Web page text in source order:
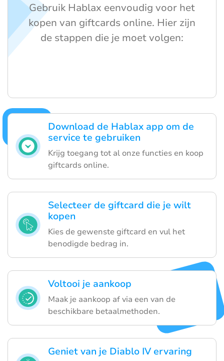
Download de Hablax app om de
service te gebruiken
Krijg toegang tot al onze functies en koop
giftcards online.
Selecteer de giftcard die je wilt
kopen
Kies de gewenste giftcard en vul het
benodigde bedrag in.
Voltooi je aankoop
Maak je aankoop af via een van de
beschikbare betaalmethoden.
Geniet van je Diablo IV ervaring
Gebruik Hablax eenvoudig voor het
kopen van giftcards online. Hier zijn
de stappen die je moet volgen: